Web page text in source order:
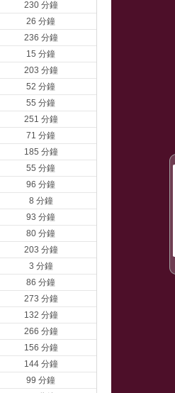
230 分鐘
26 分鐘
236 分鐘
15 分鐘
203 分鐘
52 分鐘
55 分鐘
251 分鐘
71 分鐘
185 分鐘
55 分鐘
96 分鐘
8 分鐘
93 分鐘
80 分鐘
203 分鐘
3 分鐘
86 分鐘
273 分鐘
132 分鐘
266 分鐘
156 分鐘
144 分鐘
99 分鐘